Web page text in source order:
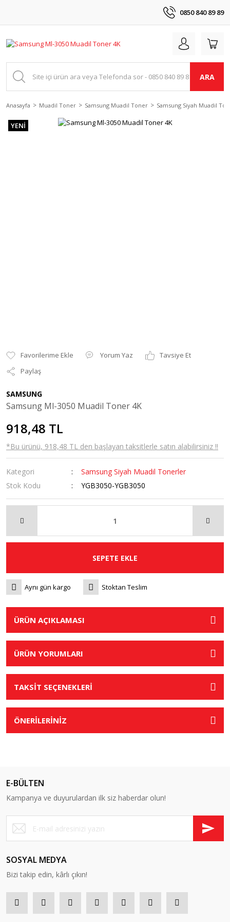
0850 840 89 89
ARA
Anasayfa Muadil Toner Samsung Muadil Toner Samsung Siyah Muadil
YENİ
Yorum Yaz
Tavsiye Et
Paylaş
SAMSUNG
Samsung Ml-3050 Muadil Toner 4K
918,48 TL
*Bu ürünü, 918,48 TL den başlayan taksitlerle satın alabilirsiniz !!
Kategori
Samsung Siyah Muadil Tonerler
Stok Kodu
YGB3050-YGB3050
SEPETE EKLE
Aynı gün kargo Stoktan Teslim
ÜRÜN AÇIKLAMASI
ÜRÜN YORUMLARI
TAKSİT SEÇENEKLERİ
ÖNERİLERİNİZ
E-BÜLTEN
Kampanya ve duyurulardan ilk siz haberdar olun!
SOSYAL MEDYA
Bizi takip edin, kârlı çıkın!